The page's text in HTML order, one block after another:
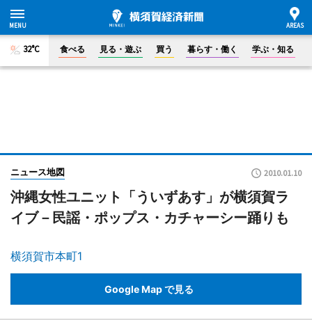
32°C 食べる 見る・遊ぶ 買う 暮らす・働く 学ぶ・知る
ニュース地図 2010.01.10
沖縄女性ユニット「ういずあす」が横須賀ラ
イブ－民謡・ポップス・カチャーシー踊りも
横須賀市本町1
Google Map で見る